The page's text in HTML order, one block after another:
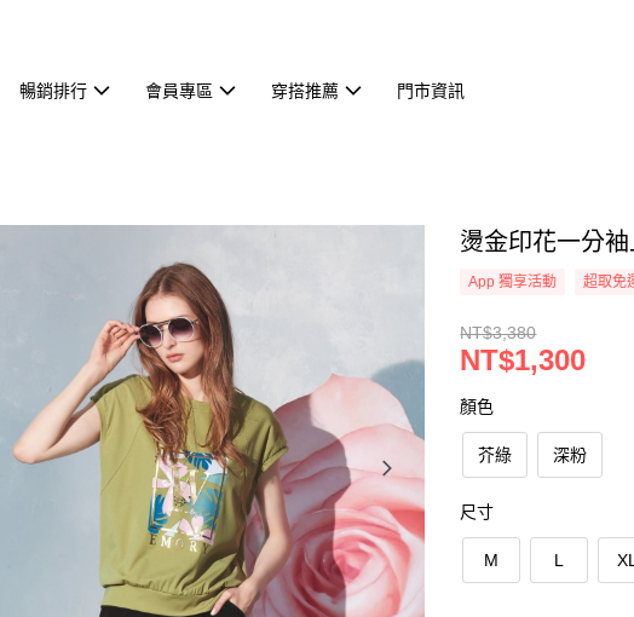
暢銷排行 會員專區 穿搭推薦 門市資訊
燙金印花一分
App 獨享活動 超取免
NT$3,380
NT$1,300
顏色
芥綠 深粉
尺寸
M L XL